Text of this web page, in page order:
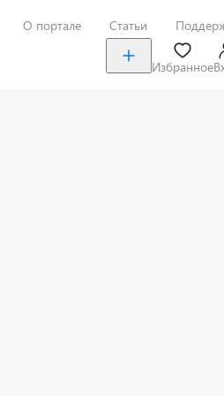
О портале Статьи
Избранное